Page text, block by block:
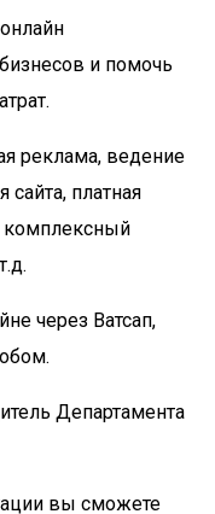
и помочь
реклама, ведение
сайта, платная
комплексный
через Ватсап,
Департамента
вы сможете